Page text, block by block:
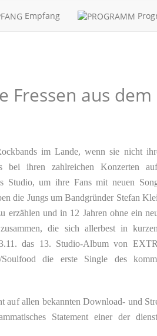
Empfang
Fressen aus
im Lande, wenn sie nicht
bei ihren zahlreichen Konzerten
Studio, um ihre Fans mit neuen
die Jungs um Bandgründer Stefan
erzählen und in 12 Jahren ohne ein
die sich allerbest in
das 13. Studio-Album von
die erste Single des
auf allen bekannten Download- und
Statement einer der